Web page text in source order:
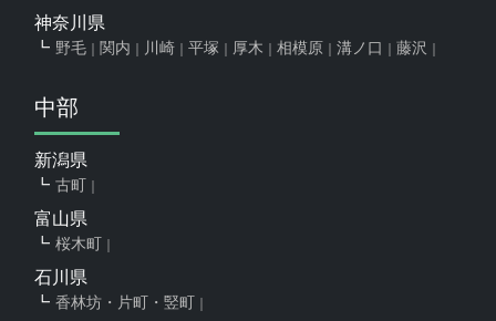
神奈川県
野毛 関内 川崎 平塚 厚木 相模原 溝ノ口 藤沢
中部
新潟県
古町
富山県
桜木町
石川県
香林坊・片町・竪町